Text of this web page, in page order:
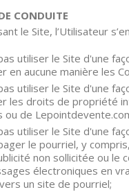
CONDUITE
le Site, l’Utilisateur
utiliser le Site d'une
en aucune manière les
utiliser le Site d'une
les droits de propriété
ou de
utiliser le Site d'une
le pourriel, y
non sollicitée ou le
électroniques en
un site de pourriel;